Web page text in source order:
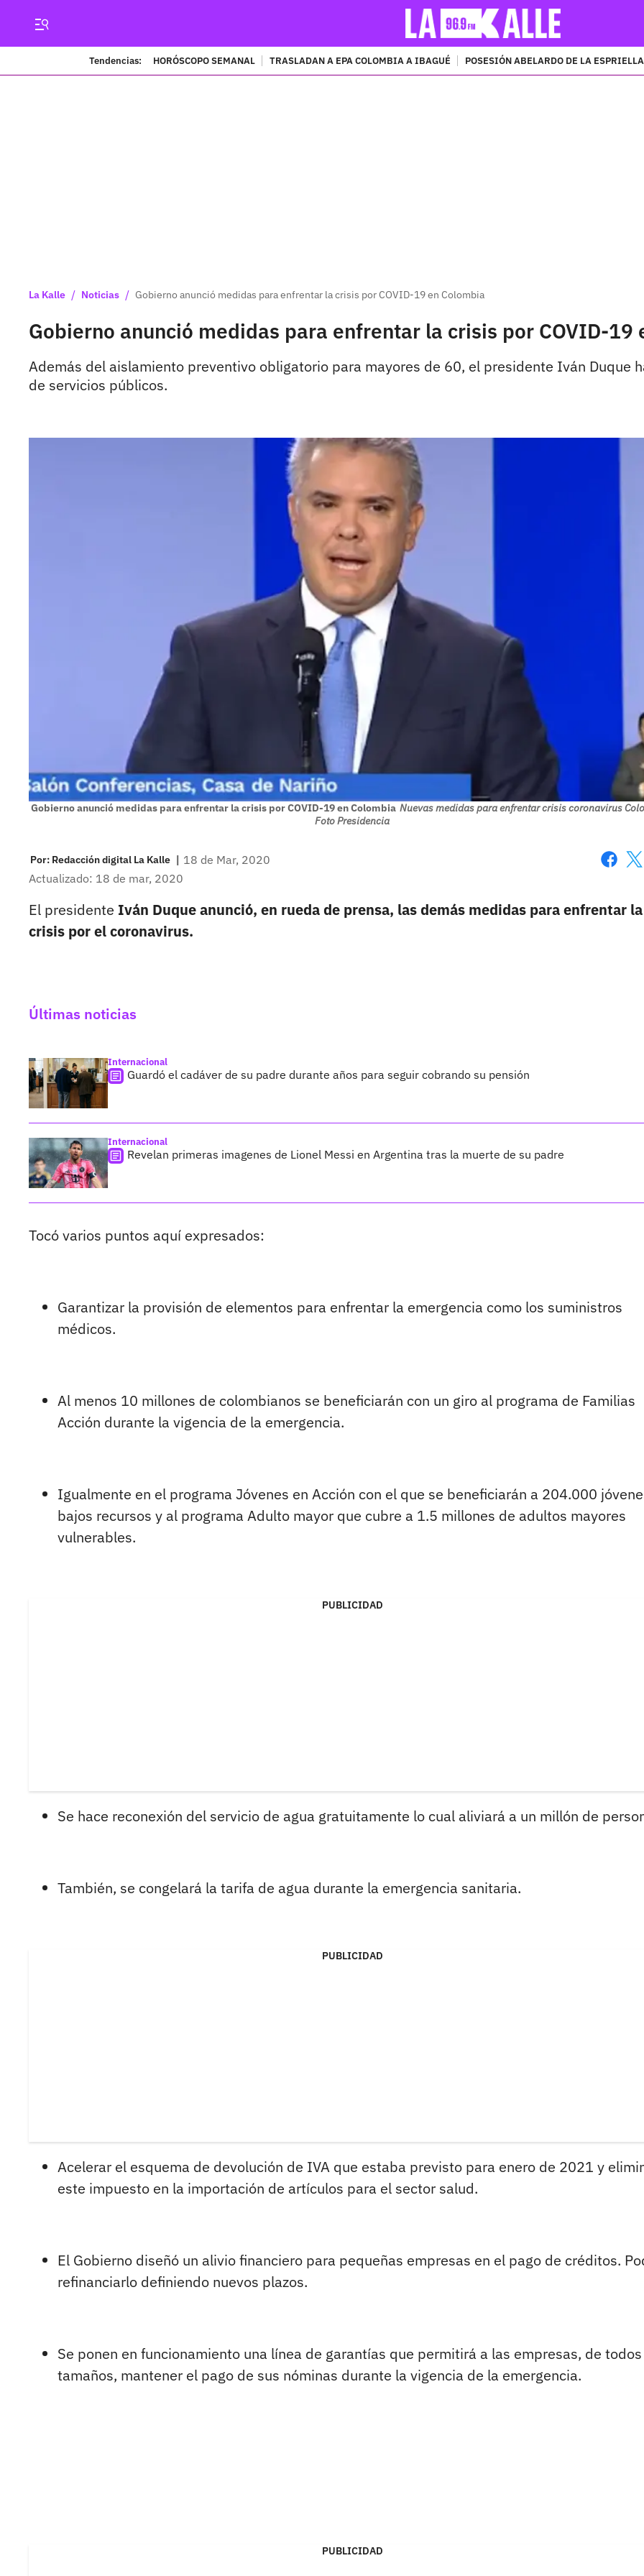
Tendencias: HORÓSCOPO SEMANAL TRASLADAN A EPA COLOMBIA A IBAGUÉ POSESIÓN ABELARDO DE LA ESPRIELLA
La Kalle / Noticias / Gobierno anunció medidas para enfrentar la crisis por COVID-19 en Colombia
Gobierno anunció medidas para enfrentar la crisis por COVID-19
Además del aislamiento preventivo obligatorio para mayores de 60, el presidente Iván Duque
de servicios públicos.
Gobierno anunció medidas para enfrentar la crisis por COVID-19 en Colombia Nuevas medidas para enfrentar crisis coronavirus
Foto Presidencia
Por: Redacción digital La Kalle | 18 de Mar, 2020
Actualizado: 18 de mar, 2020
El presidente Iván Duque anunció, en rueda de prensa, las demás medidas para enfrentar la
crisis por el coronavirus.
Últimas noticias
Internacional
Guardó el cadáver de su padre durante años para seguir cobrando su pensión
Internacional
Revelan primeras imagenes de Lionel Messi en Argentina tras la muerte de su padre
Tocó varios puntos aquí expresados:
Garantizar la provisión de elementos para enfrentar la emergencia como los suministros
médicos.
Al menos 10 millones de colombianos se beneficiarán con un giro al programa de Familias
Acción durante la vigencia de la emergencia.
Igualmente en el programa Jóvenes en Acción con el que se beneficiarán a 204.000
bajos recursos y al programa Adulto mayor que cubre a 1.5 millones de adultos mayores
vulnerables.
PUBLICIDAD
Se hace reconexión del servicio de agua gratuitamente lo cual aliviará a un millón de
También, se congelará la tarifa de agua durante la emergencia sanitaria.
PUBLICIDAD
Acelerar el esquema de devolución de IVA que estaba previsto para enero de 2021 y
este impuesto en la importación de artículos para el sector salud.
El Gobierno diseñó un alivio financiero para pequeñas empresas en el pago de créditos.
refinanciarlo definiendo nuevos plazos.
Se ponen en funcionamiento una línea de garantías que permitirá a las empresas, de
tamaños, mantener el pago de sus nóminas durante la vigencia de la emergencia.
PUBLICIDAD